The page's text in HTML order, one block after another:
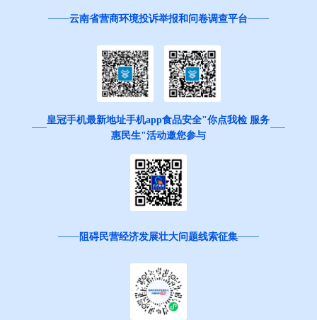
云南省营商环境投诉举报和问卷调查平台
皇冠手机最新地址手机app食品安全"你点我检 服务
惠民生"活动邀您参与
阻碍民营经济发展壮大问题线索征集